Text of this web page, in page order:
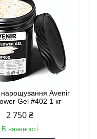
нарощування Avenir
Gel #402 1 кг
2 750 ₴
В наявності